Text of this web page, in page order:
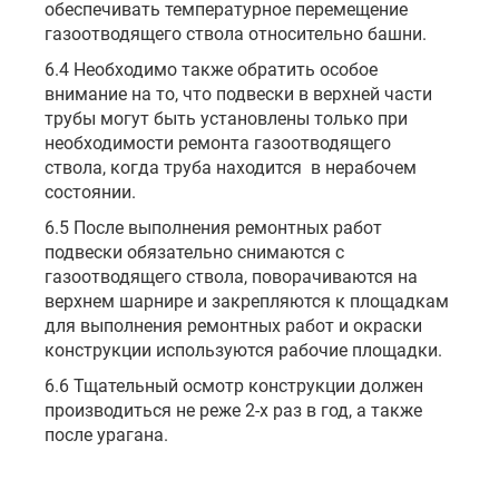
обеспечивать температурное перемещение
газоотводящего ствола относительно башни.
6.4 Необходимо также обратить особое
внимание на то, что подвески в верхней части
трубы могут быть установлены только при
необходимости ремонта газоотводящего
ствола, когда труба находится в нерабочем
состоянии.
6.5 После выполнения ремонтных работ
подвески обязательно снимаются с
газоотводящего ствола, поворачиваются на
верхнем шарнире и закрепляются к площадкам
для выполнения ремонтных работ и окраски
конструкции используются рабочие площадки.
6.6 Тщательный осмотр конструкции должен
производиться не реже 2-х раз в год, а также
после урагана.